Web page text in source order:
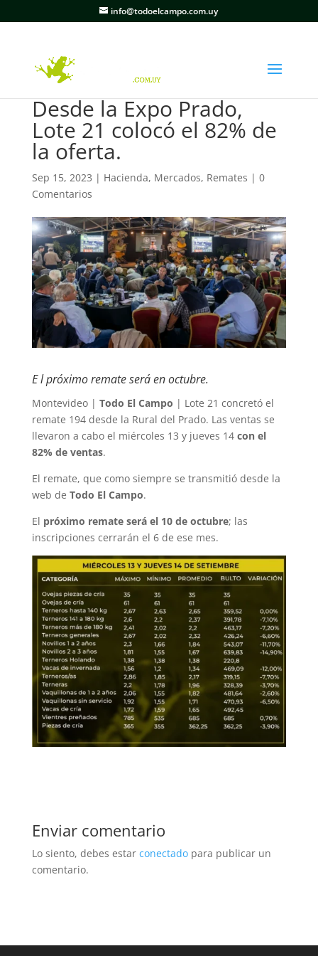
info@todoelcampo.com.uy
Desde la Expo Prado,
Lote 21 colocó el 82% de
la oferta.
Sep 15, 2023 | Hacienda, Mercados, Remates | 0
Comentarios
E l próximo remate será en octubre.
Montevideo | Todo El Campo | Lote 21 concretó el
remate 194 desde la Rural del Prado. Las ventas se
llevaron a cabo el miércoles 13 y jueves 14 con el
82% de ventas.
El remate, que como siempre se transmitió desde la
web de Todo El Campo.
El próximo remate será el 10 de octubre; las
inscripciones cerrarán el 6 de ese mes.
Enviar comentario
Lo siento, debes estar conectadopara publicar un
comentario.